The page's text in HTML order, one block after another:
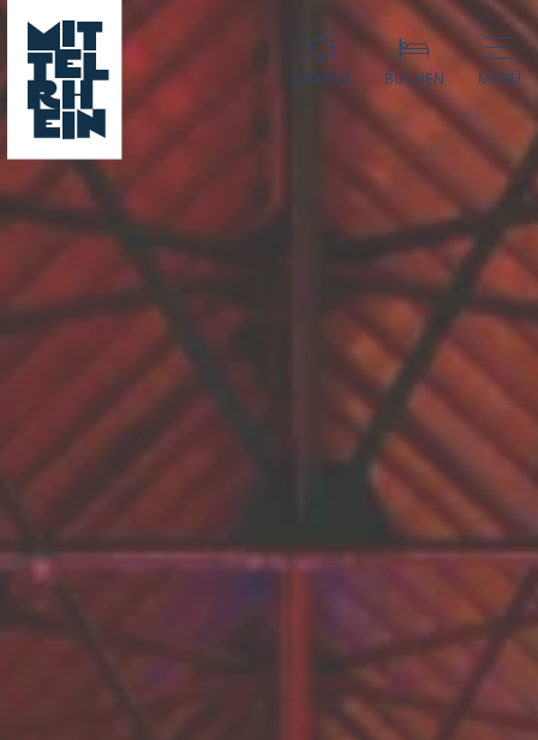
UMFELD BUCHEN MENÜ